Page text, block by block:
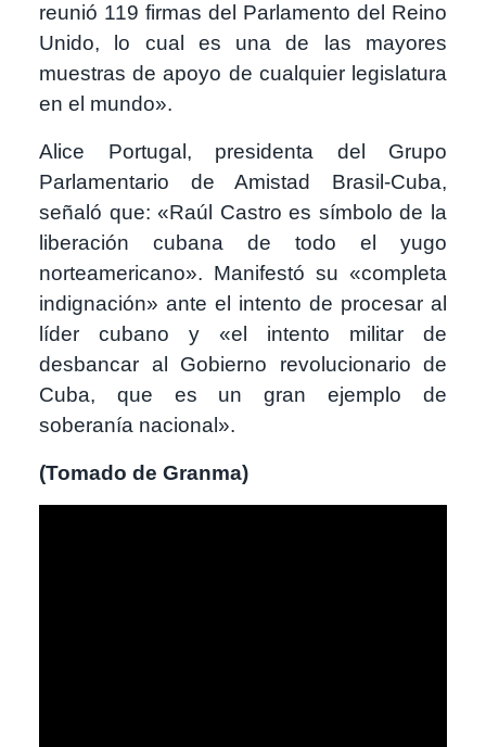
reunió 119 firmas del Parlamento del Reino
Unido, lo cual es una de las mayores
muestras de apoyo de cualquier legislatura
en el mundo».
Alice Portugal, presidenta del Grupo
Parlamentario de Amistad Brasil-Cuba,
señaló que: «Raúl Castro es símbolo de la
liberación cubana de todo el yugo
norteamericano». Manifestó su «completa
indignación» ante el intento de procesar al
líder cubano y «el intento militar de
desbancar al Gobierno revolucionario de
Cuba, que es un gran ejemplo de
soberanía nacional».
(Tomado de Granma)